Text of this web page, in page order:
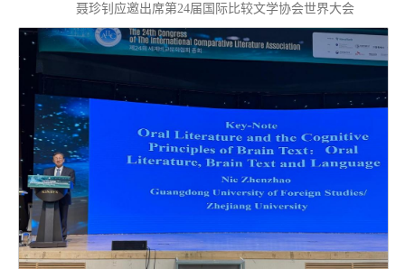
聂珍钊应邀出席第24届国际比较文学协会世界大会